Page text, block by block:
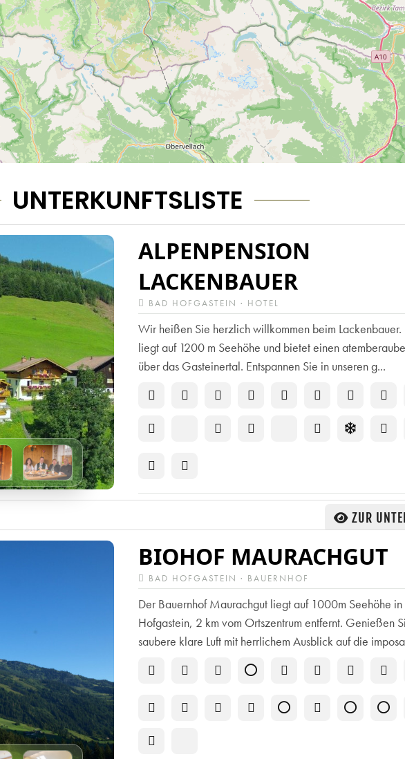
UNTERKUNFTSLISTE
ALPENPENSION
LACKENBAUER
BAD HOFGASTEIN · HOTEL
Wir heißen Sie herzlich willkommen beim
liegt auf 1200 m Seehöhe und bietet einen
über das Gasteinertal. Entspannen Sie in unseren g...
ZUR
BIOHOF MAURACHGUT
BAD HOFGASTEIN · BAUERNHOF
Der Bauernhof Maurachgut liegt auf 1000m Seehöhe
Hofgastein, 2 km vom Ortszentrum entfernt. Genießen
saubere klare Luft mit herrlichem Ausblick auf die